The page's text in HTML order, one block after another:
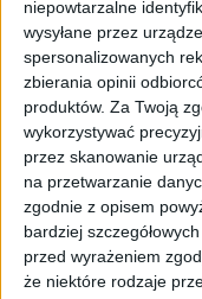
niepowtarzalne
wysyłane przez
spersonalizowanych
zbierania opinii
produktów. Za Twoją
wykorzystywać
przez skanowanie
na przetwarzanie
zgodnie z opisem
bardziej
przed wyrażeniem
że niektóre rodzaje
mniej efektywny
spółek,
networking,
zamiast
światowych
heathtech, nad
analitykę i IoT.
W 2016 r. rząd
największy